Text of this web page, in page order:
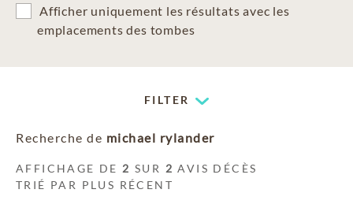
Afficher uniquement les résultats avec les
emplacements des tombes
FILTER
Recherche de michael rylander
AFFICHAGE DE 2 SUR 2 AVIS DÉCÈS
TRIÉ PAR PLUS RÉCENT